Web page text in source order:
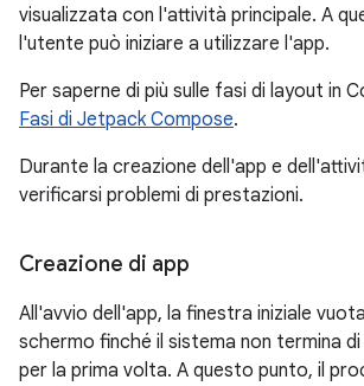
visualizzata con l'attività principale. A
l'utente può iniziare a utilizzare l'app.
Per saperne di più sulle fasi di layout in
Fasi di Jetpack Compose.
Durante la creazione dell'app e
verificarsi problemi di prestazioni.
Creazione di app
All'avvio dell'app, la finestra iniziale
schermo finché il sistema non termina
per la prima volta. A questo punto, il